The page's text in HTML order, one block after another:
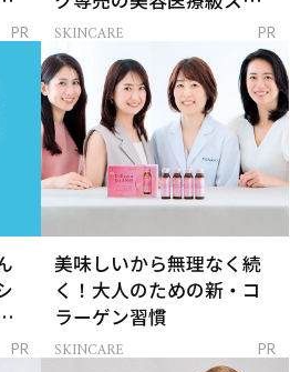
PR
ンケア」
SKINCARE PR
PR
美味しいから無理なく続
く！大人のための新・コ
ラーゲン習慣
SKINCARE PR